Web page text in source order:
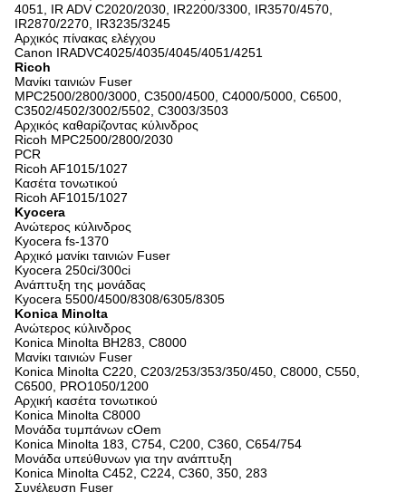
4051, IR ADV C2020/2030, IR2200/3300, IR3570/4570,
IR2870/2270, IR3235/3245
Αρχικός πίνακας ελέγχου
Canon IRADVC4025/4035/4045/4051/4251
Ricoh
Μανίκι ταινιών Fuser
MPC2500/2800/3000, C3500/4500, C4000/5000, C6500,
C3502/4502/3002/5502, C3003/3503
Αρχικός καθαρίζοντας κύλινδρος
Ricoh MPC2500/2800/2030
PCR
Ricoh AF1015/1027
Κασέτα τονωτικού
Ricoh AF1015/1027
Kyocera
Ανώτερος κύλινδρος
Kyocera fs-1370
Αρχικό μανίκι ταινιών Fuser
Kyocera 250ci/300ci
Ανάπτυξη της μονάδας
Kyocera 5500/4500/8308/6305/8305
Konica Minolta
Ανώτερος κύλινδρος
Konica Minolta BH283, C8000
Μανίκι ταινιών Fuser
Konica Minolta C220, C203/253/353/350/450, C8000, C550,
C6500, PRO1050/1200
Αρχική κασέτα τονωτικού
Konica Minolta C8000
Μονάδα τυμπάνων cOem
Konica Minolta 183, C754, C200, C360, C654/754
Μονάδα υπεύθυνων για την ανάπτυξη
Konica Minolta C452, C224, C360, 350, 283
Συνέλευση Fuser